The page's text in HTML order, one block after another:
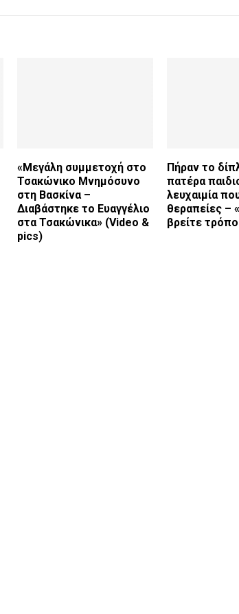
«Μεγάλη συμμετοχή στο
Τσακώνικο Μνημόσυνο
στη Βασκίνα –
Διαβάστηκε το Ευαγγέλιο
στα Τσακώνικα» (Video &
pics)
Πήραν το
πατέρα
λευχαιμία
θεραπείες –
βρείτε